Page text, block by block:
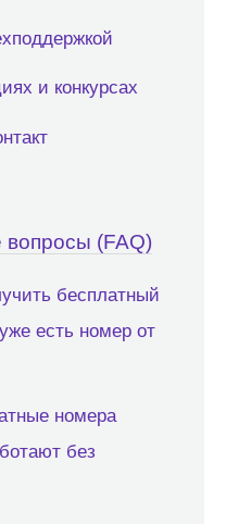
и конкурсах
(FAQ)
бесплатный
есть номер от
номера
без